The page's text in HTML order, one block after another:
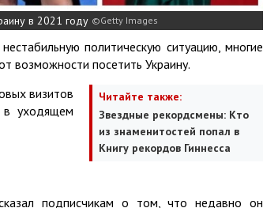
в 2021 году Getty Images
политическую ситуацию, многие
возможности посетить Украину.
Читайте также:
Звездные рекордсмены: Кто
из знаменитостей попал в
Книгу рекордов Гиннесса
визитов
в уходящем
подписчикам о том, что недавно он